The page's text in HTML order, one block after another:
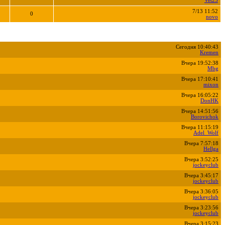
0
7/13 11:52
novo
Сегодня 10:40:43
Kremen
Вчера 19:52:38
Mbg
Вчера 17:10:41
mixon
Вчера 16:05:22
DonHK
Вчера 14:51:56
Borovichok
Вчера 11:15:19
Adel_Wolf
Вчера 7:57:18
Hellga
Вчера 3:52:25
jockeyclub
Вчера 3:45:17
jockeyclub
Вчера 3:36:05
jockeyclub
Вчера 3:23:56
jockeyclub
Вчера 3:15:23